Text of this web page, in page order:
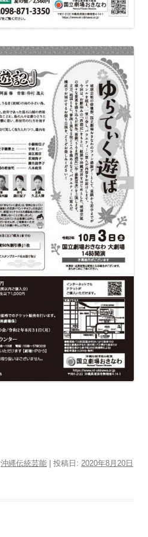
沖縄伝統芸能 | 投稿日: 2020年8月20日